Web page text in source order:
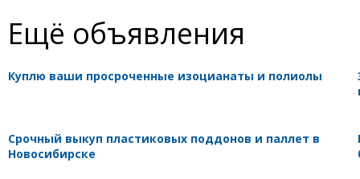
Ещё объявления
Куплю ваши просроченные изоцианаты и полиолы
Срочный выкуп пластиковых поддонов и паллет в
Новосибирске